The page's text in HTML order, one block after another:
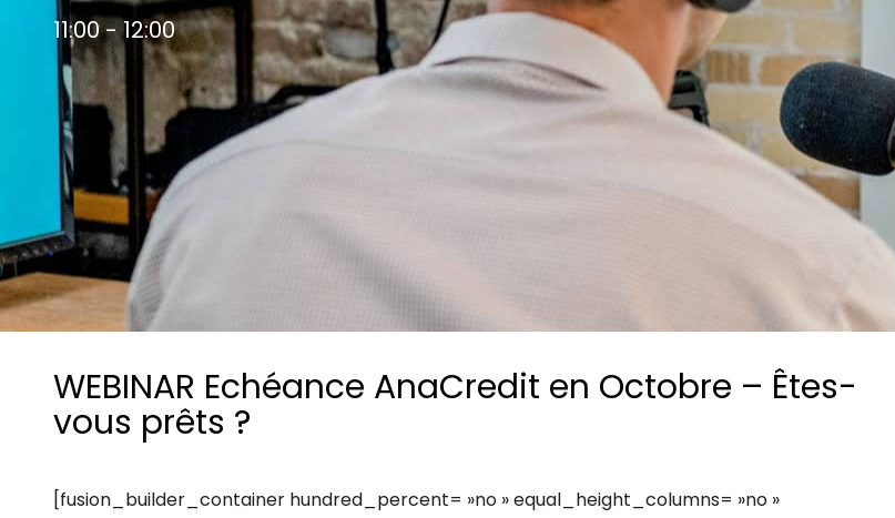
Prendre de meilleures
décisions ​et adopter les
bonnes stratégies​ grâce à
l’attitude de paiement
Les principes qui guident nos équipes et
nos engagements.
Découvrir nos valeurs
Consultez les informations relatives à
notre évaluation EcoVadis.
Consulter le rapport
11:00 - 12:00
WEBINAR Echéance AnaCredit en Octobre – Êtes-
vous prêts ?
[fusion_builder_container hundred_percent= »no » equal_height_columns= »no »